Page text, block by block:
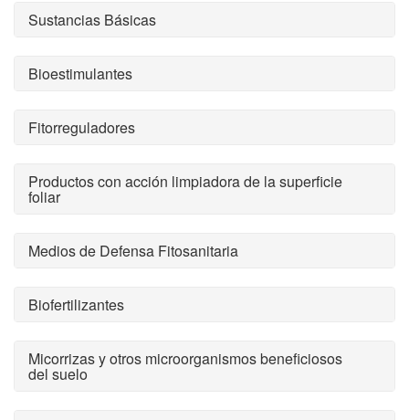
Sustancias Básicas
Bioestimulantes
Fitorreguladores
Productos con acción limpiadora de la superficie
foliar
Medios de Defensa Fitosanitaria
Biofertilizantes
Micorrizas y otros microorganismos beneficiosos
del suelo